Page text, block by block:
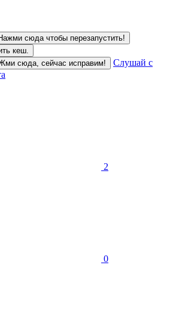
сюда чтобы перезапустить!
кеш.
сюда, сейчас исправим!
Слушай с
2
0